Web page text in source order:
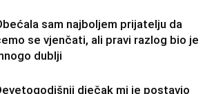
sam najboljem prijatelju da
se vjenčati, ali pravi razlog bio je
dublji
dječak mi je postavio